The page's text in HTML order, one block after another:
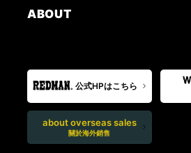
ABOUT
公式HPはこちら
about overseas sales
關於海外銷售